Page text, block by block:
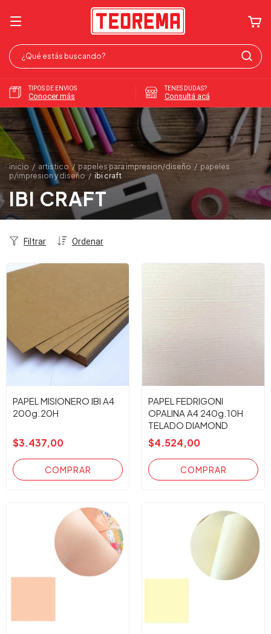
TIPOS DE ENVIOS
Conocer más
TENES DUDAS?
Consultá acá
inicio / artistico / papeles para impresion/diseño / papeles
p/impresion y diseño / ibi craft
IBI CRAFT
Ordenar
Filtrar
PAPEL MISIONERO IBI A4
200g.20H
$3.437,00
PAPEL FEDRIGONI
OPALINA A4 240g.10H
TELADO DIAMOND
BLANCO
$4.524,00